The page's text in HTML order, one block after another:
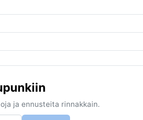
ja ennusteita rinnakkain.